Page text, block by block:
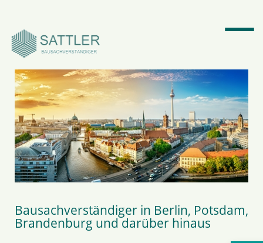
Suchbegriffe SUCHEN
Bausachverständiger in Berlin, Potsdam,
Brandenburg und darüber hinaus